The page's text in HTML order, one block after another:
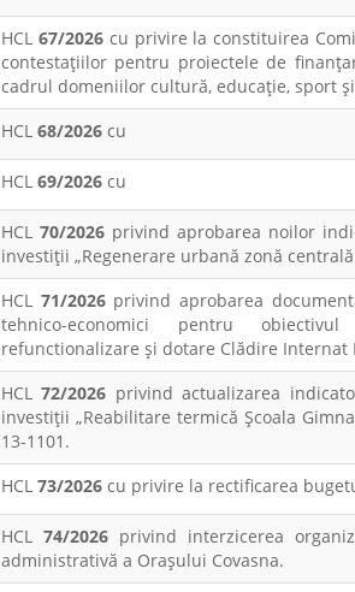
HCL 67/2026 cu privire la constituirea
contestațiilor pentru proiectele de
cadrul domeniilor cultură, educație, sport
HCL 68/2026 cu
HCL 69/2026 cu
HCL 70/2026 privind aprobarea noilor
investiții „Regenerare urbană zonă
HCL 71/2026 privind aprobarea
tehnico-economici pentru
refunctionalizare și dotare Clădire Internat
HCL72/2026 privind actualizarea
investiții „Reabilitare termică Școala
13-1101.
HCL 73/2026 cu privire la rectificarea
HCL74/2026 privind interzicerea
administrativă a Oraşului Covasna.